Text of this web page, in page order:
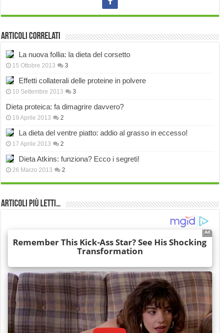
Articoli correlati
La nuova follia: la dieta del corsetto
15 Ottobre 2013 3
Effetti collaterali delle proteine in polvere
10 Settembre 2013 3
Dieta proteica: fa dimagrire davvero?
19 Aprile 2013 2
La dieta del ventre piatto: addio al grasso in eccesso!
17 Aprile 2013 2
Dieta Atkins: funziona? Ecco i segreti!
26 Marzo 2013 2
Articoli più Letti…